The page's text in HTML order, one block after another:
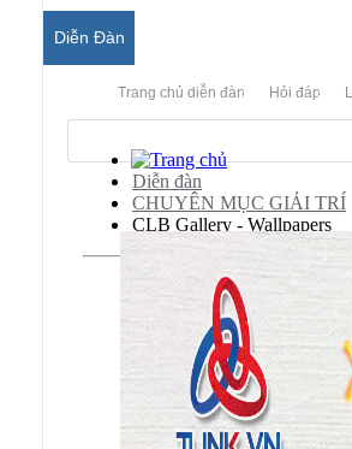
Diễn Đàn
Trang chủ diễn đàn Hỏi đáp
Diễn đàn
CHUYÊN MỤC GIẢI TRÍ
CLB Gallery - Wallpapers